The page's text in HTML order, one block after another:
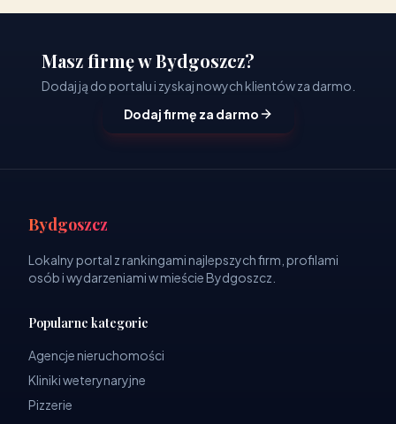
Masz firmę w Bydgoszcz?
Dodaj ją do portalu i zyskaj nowych klientów za darmo.
Dodaj firmę za darmo
Bydgoszcz
Lokalny portal z rankingami najlepszych firm, profilami
osób i wydarzeniami w mieście Bydgoszcz.
Popularne kategorie
Agencje nieruchomości
Kliniki weterynaryjne
Pizzerie